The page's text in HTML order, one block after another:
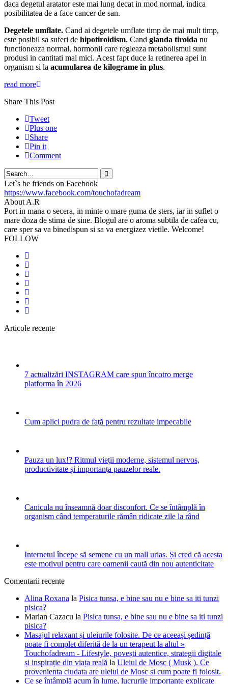
daca degetul aratator este mai lung decat in mod normal, indica
posibilitatea de a face cancer de san.
Degetele umflate. Cand ai degetele umflate timp de mai mult timp,
este posibil sa suferi de hipotiroidism. Cand glanda tiroida nu
functioneaza normal, hormonii care regleaza metabolismul sunt
produsi in cantitati mai mici. Acest fapt duce la retinerea apei in
organism si la acumularea de kilograme in plus.
read more
Share This Post
Tweet
Plus one
Share
Pin it
Comment
Let`s be friends on Facebook
https://www.facebook.com/touchofadream
About A.R
Port in mana o secera, in minte o mare guma de sters, iar in suflet o
mare doza de stima de sine. Blogul are o aroma subtila de cafea cu,
care sper sa va binedispun si sa va energizez vietile. Welcome!
FOLLOW
Articole recente
7 actualizări INSTAGRAM care spun încotro merge
platforma în 2026
Cum aplici pudra de față pentru rezultate impecabile
Pauza un lux!? Ritmul vieții moderne, sistemul nervos,
productivitate și importanța pauzelor reale.
Canicula nu înseamnă doar disconfort. Ce se întâmplă în
organism când temperaturile rămân ridicate zile la rând
Internetul începe să semene cu un mall uriaș. Și cred că acesta
este motivul pentru care oamenii caută din nou autenticitate
Comentarii recente
Alina Roxana la Pisica tunsa, e bine sau nu e bine sa iti tunzi
pisica?
Marian Cazacu la Pisica tunsa, e bine sau nu e bine sa iti tunzi
pisica?
Masajul relaxant și uleiurile folosite. De ce aceeași ședință
poate fi complet diferită de la un terapeut la altul »
Touchofadream - Lifestyle, povești autentice, strategii digitale
și inspirație din viața reală la Uleiul de Mosc ( Musk ). Ce
provenienta ciudata are uleiul de Mosc si cum poate fi folosit.
Ce se întâmplă acum în lume, lucrurile importante explicate